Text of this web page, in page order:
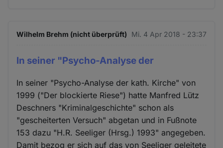
Wilhelm Brehm (nicht überprüft) Mi. 4 Apr 2018 - 23:37
In seiner "Psycho-Analyse der
In seiner "Psycho-Analyse der kath. Kirche" von
1999 ("Der blockierte Riese") hatte Manfred Lütz
Deschners "Kriminalgeschichte" schon als
"gescheiterten Versuch" abgetan und in Fußnote
153 dazu "H.R. Seeliger (Hrsg.) 1993" angegeben.
Damit bezog er sich auf das von Seeliger geleitete